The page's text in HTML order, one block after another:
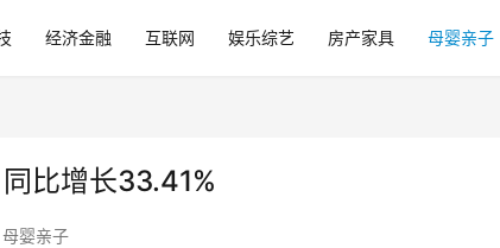
经济金融 互联网 娱乐综艺 房产家具 母婴亲子
比增长33.41%
母婴亲子